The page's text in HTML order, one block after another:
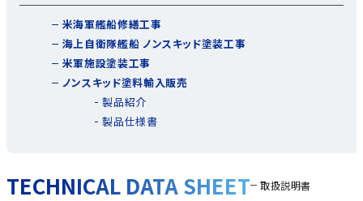
米海軍艦船修繕工事
海上自衛隊艦船 ノンスキッド塗装工事
米軍施設塗装工事
ノンスキッド塗料輸入販売
製品紹介
製品仕様書
TECHNICAL DATA SHEET 取扱説明書